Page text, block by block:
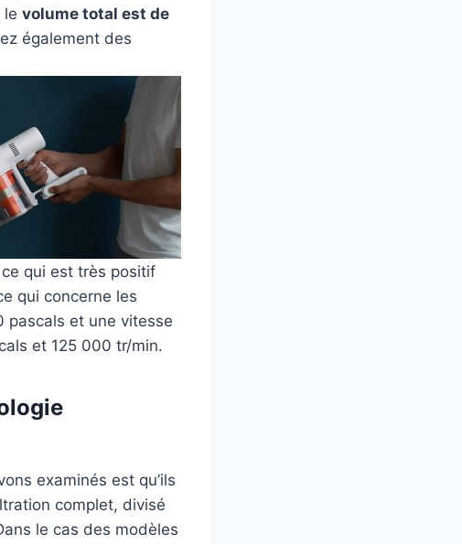
le volume total est de
également des
ce qui est très positif
qui concerne les
pascals et une vitesse
et 125 000 tr/min.
examinés est qu’ils
complet, divisé
le cas des modèles